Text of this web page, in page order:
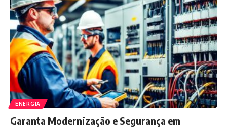
ENERGIA
Garanta Modernização e Segurança em